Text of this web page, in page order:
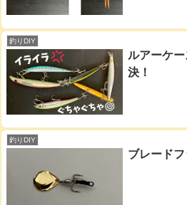
釣りDIY
ルアーケ
決！
釣りDIY
ブレード